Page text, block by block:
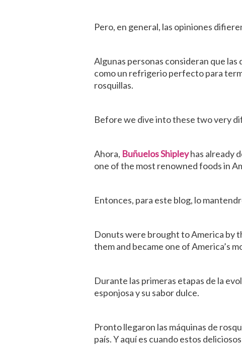
Pero, en general, las opiniones
Algunas personas consideran que
como un refrigerio perfecto para
rosquillas.
Before we dive into these two very
Ahora, Buñuelos Shipleyhas already
one of the most renowned foods in
Entonces, para este blog, lo
Donuts were brought to America by
them and became one of America’s
Durante las primeras etapas de la
esponjosa y su sabor dulce.
Pronto llegaron las máquinas de
país. Y aquí es cuando estos